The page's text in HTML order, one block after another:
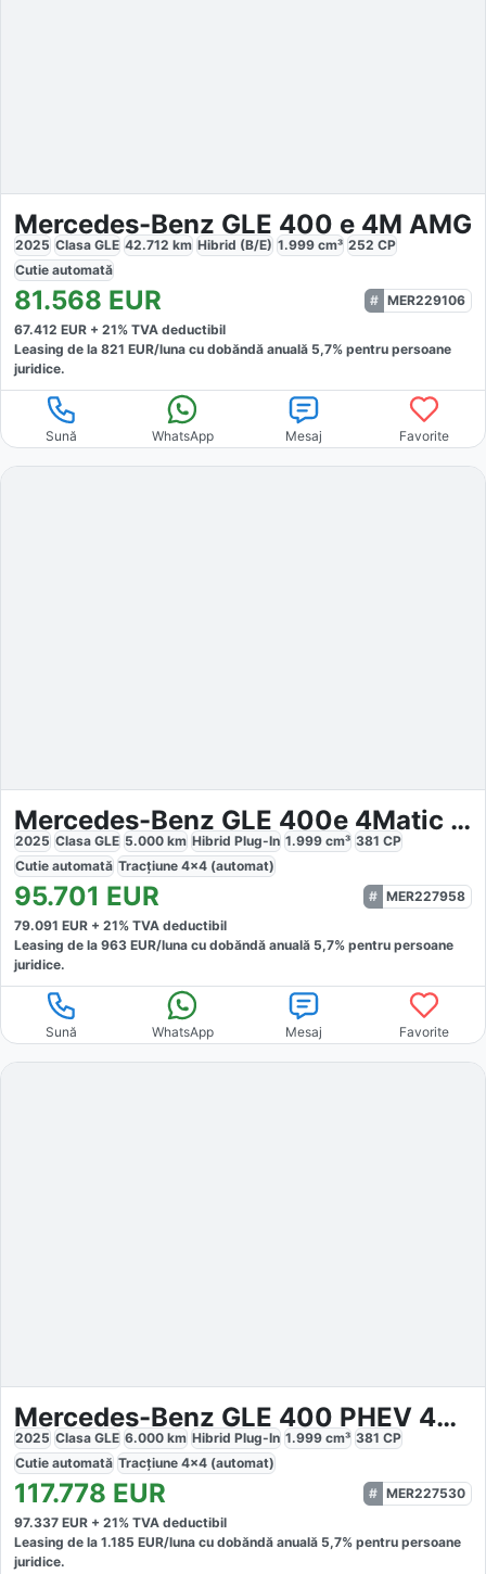
Mercedes-Benz GLE 400 e 4M AMG
2025 Clasa GLE 42.712 km Hibrid (B/E) 1.999 cm³ 252 CP
Cutie automată
81.568 EUR
MER229106
67.412 EUR + 21% TVA deductibil
Leasing de la 821 EUR/luna cu dobăndă anuală 5,7% pentru persoane
juridice.
Sună WhatsApp Mesaj Favorite
Mercedes-Benz GLE 400e 4Matic Coupe
2025 Clasa GLE 5.000 km Hibrid Plug-In 1.999 cm³ 381 CP
Cutie automată Tracțiune 4x4 (automat)
95.701 EUR
MER227958
79.091 EUR + 21% TVA deductibil
Leasing de la 963 EUR/luna cu dobăndă anuală 5,7% pentru persoane
juridice.
Sună WhatsApp Mesaj Favorite
Mercedes-Benz GLE 400 PHEV 4MATIC
2025 Clasa GLE 6.000 km Hibrid Plug-In 1.999 cm³ 381 CP
Cutie automată Tracțiune 4x4 (automat)
117.778 EUR
MER227530
97.337 EUR + 21% TVA deductibil
Leasing de la 1.185 EUR/luna cu dobăndă anuală 5,7% pentru persoane
juridice.